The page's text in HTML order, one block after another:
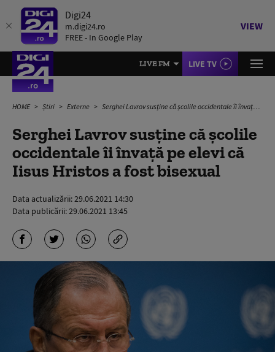
Digi24
m.digi24.ro
FREE - In Google Play
VIEW
LIVE FM LIVE TV
HOME Știri Externe Serghei Lavrov susține că școlile occidentale îi învață pe elevi că Iisus Hristos a fost bisexual
Serghei Lavrov susține că școlile
occidentale îi învață pe elevi că
Iisus Hristos a fost bisexual
Data actualizării:29.06.2021 14:30
Data publicării:29.06.2021 13:45